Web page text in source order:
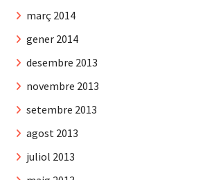
març 2014
gener 2014
desembre 2013
novembre 2013
setembre 2013
agost 2013
juliol 2013